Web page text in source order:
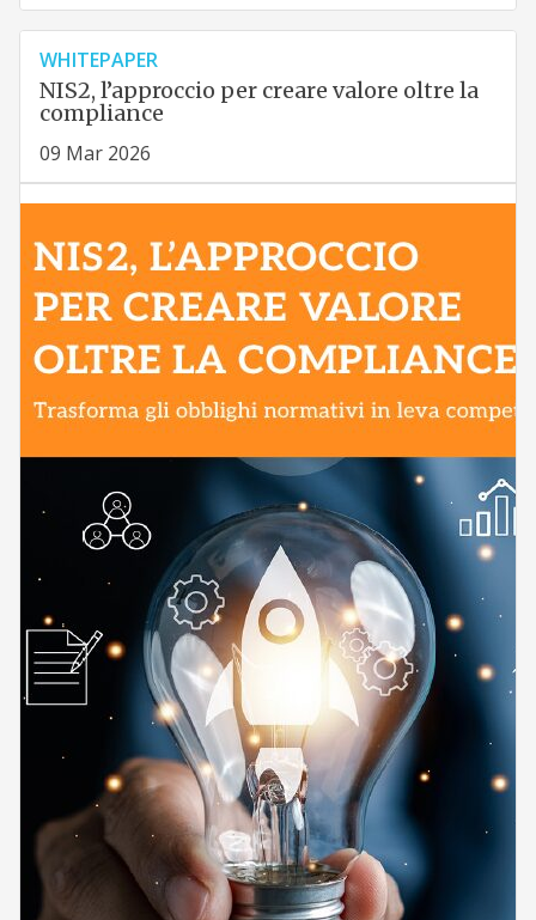
WHITEPAPER
NIS2, l’approccio per creare valore oltre la
compliance
09 Mar 2026